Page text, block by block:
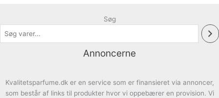
Søg
Annoncerne
Kvalitetsparfume.dk er en service som er finansieret via annoncer,
som består af links til produkter hvor vi oppebærer en provision. Vi